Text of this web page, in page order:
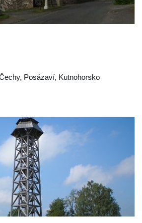
, Posázaví, Kutnohorsko